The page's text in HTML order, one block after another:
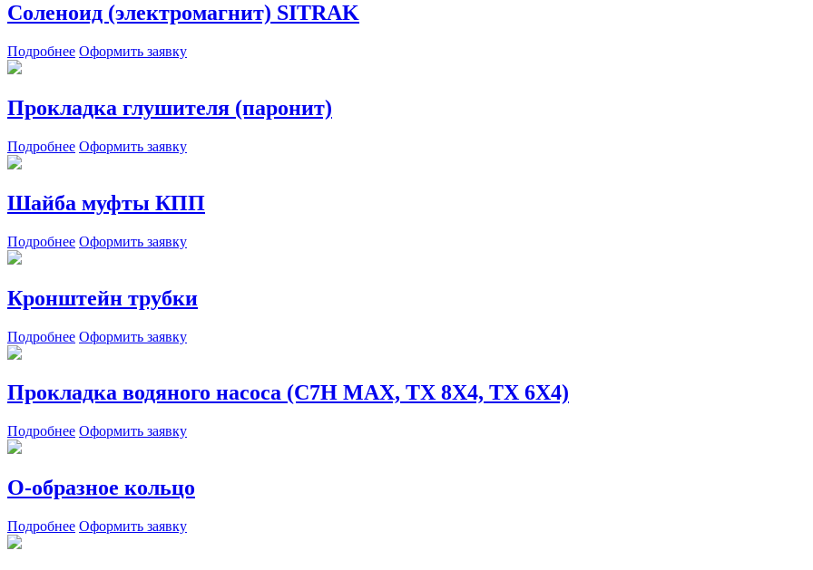
Соленоид (электромагнит) SITRAK
Подробнее Оформить заявку
Прокладка глушителя (паронит)
Подробнее Оформить заявку
Шайба муфты КПП
Подробнее Оформить заявку
Кронштейн трубки
Подробнее Оформить заявку
Прокладка водяного насоса (C7H MAX, TX 8X4, TX 6X4)
Подробнее Оформить заявку
О-образное кольцо
Подробнее Оформить заявку